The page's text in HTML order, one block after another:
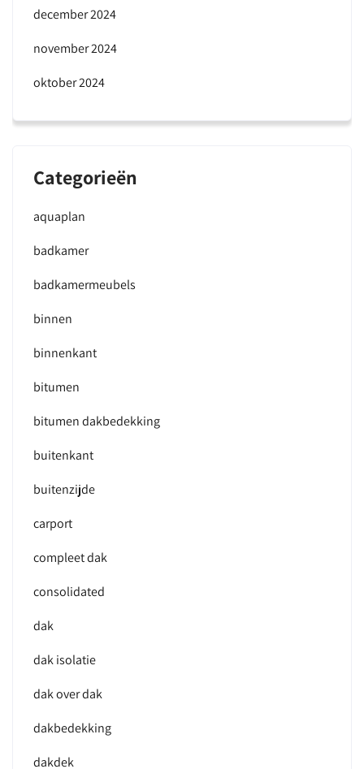
december 2024
november 2024
oktober 2024
Categorieën
aquaplan
badkamer
badkamermeubels
binnen
binnenkant
bitumen
bitumen dakbedekking
buitenkant
buitenzijde
carport
compleet dak
consolidated
dak
dak isolatie
dak over dak
dakbedekking
dakdek